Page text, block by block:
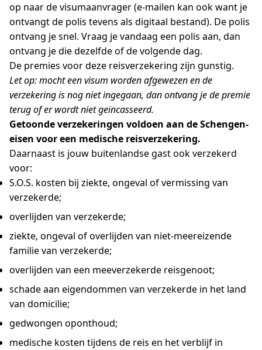
op naar de visumaanvrager (e-mailen kan ook want je
ontvangt de polis tevens als digitaal bestand). De polis
ontvang je snel. Vraag je vandaag een polis aan, dan
ontvang je die dezelfde of de volgende dag.
De premies voor deze reisverzekering zijn gunstig.
Let op: mocht een visum worden afgewezen en de
verzekering is nog niet ingegaan, dan ontvang je de premie
terug of er wordt niet geïncasseerd.
Getoonde verzekeringen voldoen aan de Schengen-
eisen voor een medische reisverzekering.
Daarnaast is jouw buitenlandse gast ook verzekerd
voor:
S.O.S. kosten bij ziekte, ongeval of vermissing van
verzekerde;
overlijden van verzekerde;
ziekte, ongeval of overlijden van niet-meereizende
familie van verzekerde;
overlijden van een meeverzekerde reisgenoot;
schade aan eigendommen van verzekerde in het land
van domicilie;
gedwongen oponthoud;
medische kosten tijdens de reis en het verblijf in